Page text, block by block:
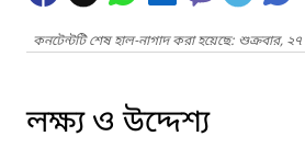
কনটেন্টটি শেষ হাল-নাগাদ করা হয়েছে: শুক্রবার,
লক্ষ্য ও উদ্দেশ্য